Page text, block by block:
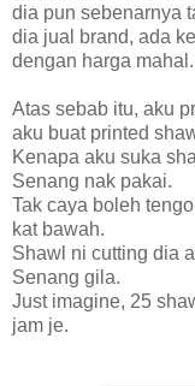
dia pun sebenarnya
dia jual brand, ada
dengan harga
Atas sebab itu, aku
aku buat printed
Kenapa aku suka
Senang nak pakai.
Tak caya boleh
kat bawah.
Shawl ni cutting dia
Senang gila.
Just imagine, 25
jam je.